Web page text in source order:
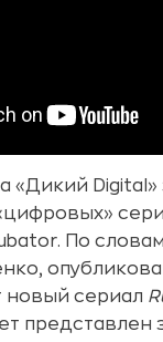
«Дикий Digital»
По
новый сериал
представлен